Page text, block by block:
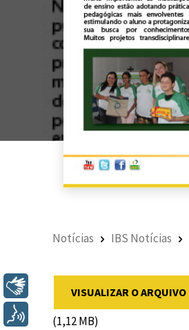
Notícias IBS Notícias
VISUALIZAR O ARQUIVO
(1,12 MB)
Voz